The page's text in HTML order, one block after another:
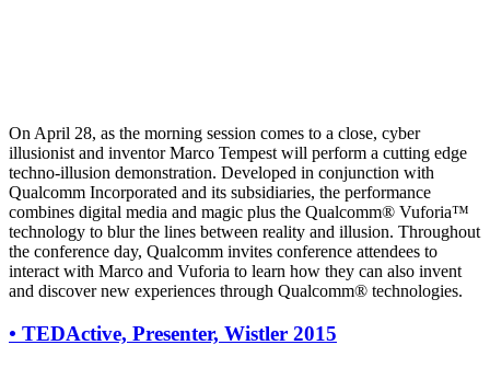
On April 28, as the morning session comes to a close, cyber
illusionist and inventor Marco Tempest will perform a cutting edge
techno-illusion demonstration. Developed in conjunction with
Qualcomm Incorporated and its subsidiaries, the performance
combines digital media and magic plus the Qualcomm® Vuforia™
technology to blur the lines between reality and illusion. Throughout
the conference day, Qualcomm invites conference attendees to
interact with Marco and Vuforia to learn how they can also invent
and discover new experiences through Qualcomm® technologies.
• TEDActive, Presenter, Wistler 2015